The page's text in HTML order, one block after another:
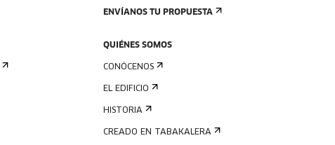
ENVÍANOS TU PROPUESTA
QUIÉNES SOMOS
CONÓCENOS
EL EDIFICIO
HISTORIA
CREADO EN TABAKALERA